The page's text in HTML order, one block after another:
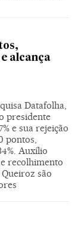
alcança
Datafolha,
presidente
e sua rejeição
pontos,
Auxílio
recolhimento
são